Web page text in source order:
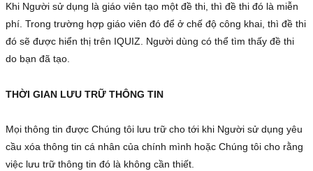
Khi Người sử dụng là giáo viên tạo một đề thi, thì đề thi đó là miễn
phí. Trong trường hợp giáo viên đó để ở chế độ công khai, thì đề thi
đó sẽ được hiển thị trên IQUIZ. Người dùng có thể tìm thấy đề thi
do bạn đã tạo.
THỜI GIAN LƯU TRỮ THÔNG TIN
Mọi thông tin được Chúng tôi lưu trữ cho tới khi Người sử dụng yêu
cầu xóa thông tin cá nhân của chính mình hoặc Chúng tôi cho rằng
việc lưu trữ thông tin đó là không cần thiết.